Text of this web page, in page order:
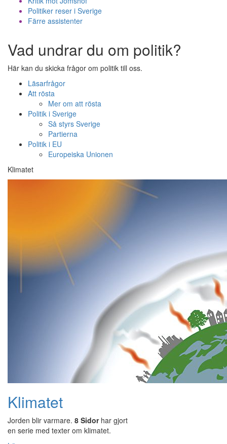
Politiker reser i Sverige
Färre assistenter
Vad undrar du om politik?
Här kan du skicka frågor om politik till oss.
Läsarfrågor
Att rösta
Mer om att rösta
Politik i Sverige
Så styrs Sverige
Partierna
Politik i EU
Europeiska Unionen
Klimatet
Klimatet
Jorden blir varmare. 8 Sidorhar gjort
en serie med texter om klimatet.